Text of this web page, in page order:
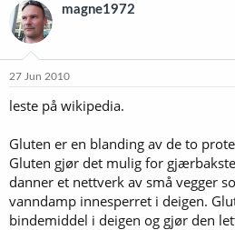
magne1972
27 Jun 2010
leste på wikipedia.
Gluten er en blanding av de to
Gluten gjør det mulig for
danner et nettverk av små vegger
vanndamp innesperret i deigen.
bindemiddel i deigen og gjør den